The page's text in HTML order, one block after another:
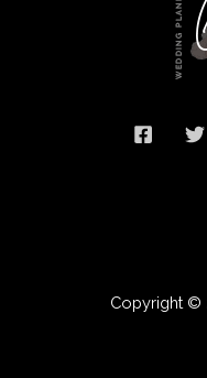
Copyright ©